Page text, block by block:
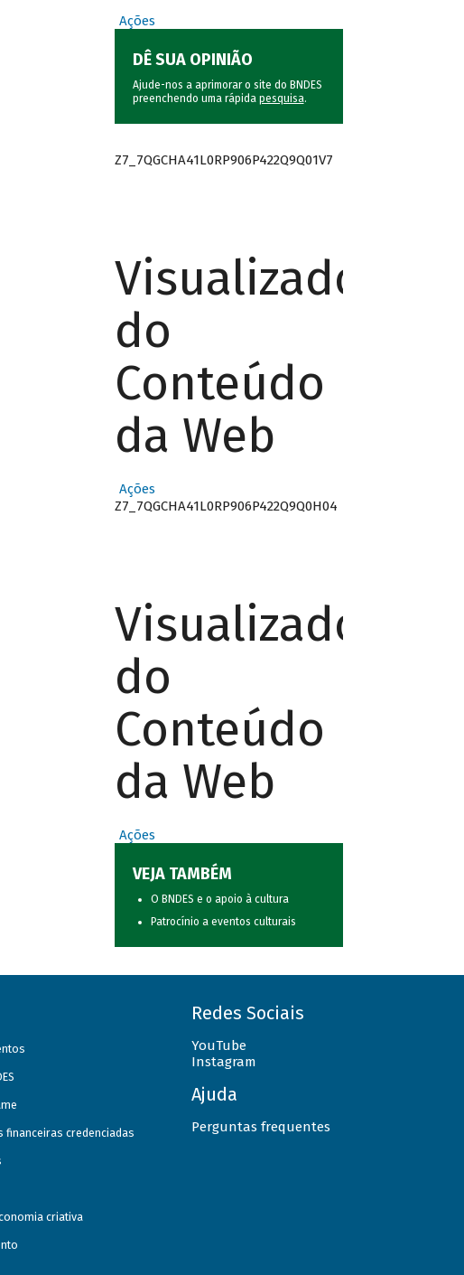
Ações
DÊ SUA OPINIÃO
Ajude-nos a aprimorar o site do BNDES
preenchendo uma rápida pesquisa.
Z7_7QGCHA41L0RP906P422Q9Q01V7
Visualizador
do
Conteúdo
da Web
Ações
Z7_7QGCHA41L0RP906P422Q9Q0H04
Visualizador
do
Conteúdo
da Web
Ações
VEJA TAMBÉM
O BNDES e o apoio à cultura
Patrocínio a eventos culturais
financeiras credenciadas
criativa
Redes Sociais
YouTube
Instagram
Ajuda
Perguntas frequentes